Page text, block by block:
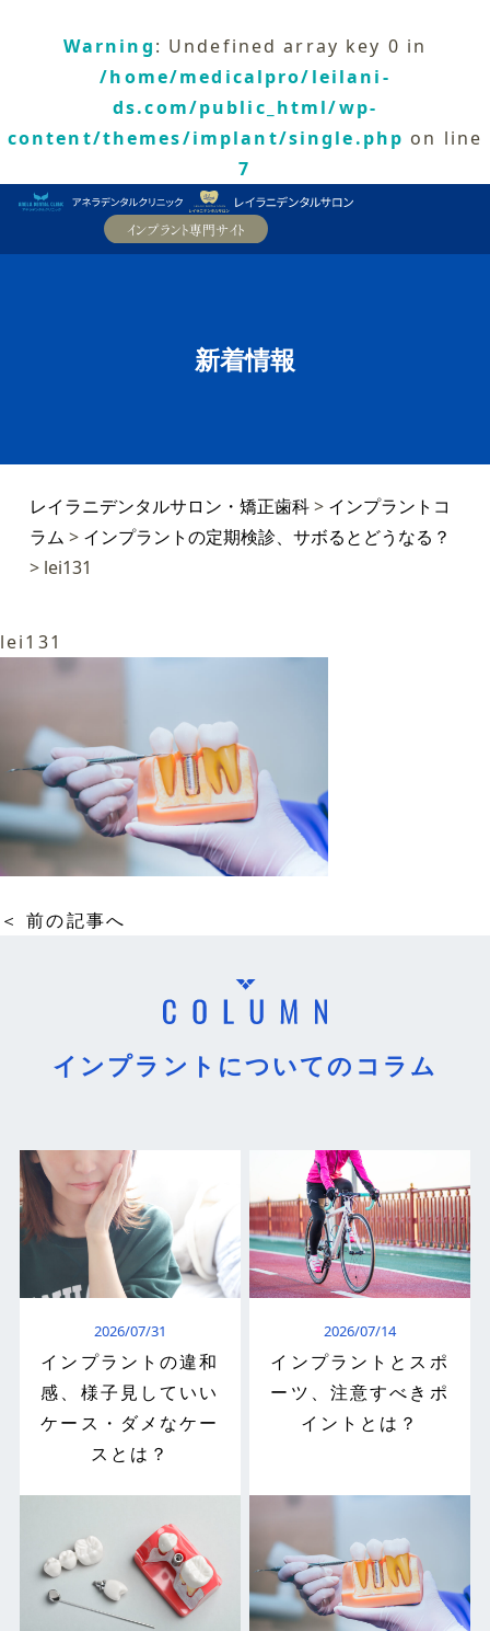
Warning: Undefined array key 0 in
/home/medicalpro/leilani-
ds.com/public_html/wp-
content/themes/implant/single.php on line
7
新着情報
レイラニデンタルサロン・矯正歯科> インプラントコ
ラム > インプラントの定期検診、サボるとどうなる？
> lei131
lei131
＜ 前の記事へ
インプラントについてのコラム
2026/07/31
インプラントの違和
感、様子見していい
ケース・ダメなケー
スとは？
2026/07/14
インプラントとスポ
ーツ、注意すべきポ
イントとは？